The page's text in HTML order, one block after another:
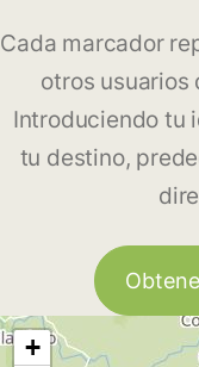
Cada marcador
otros usuarios
Introduciendo tu
tu destino,
+